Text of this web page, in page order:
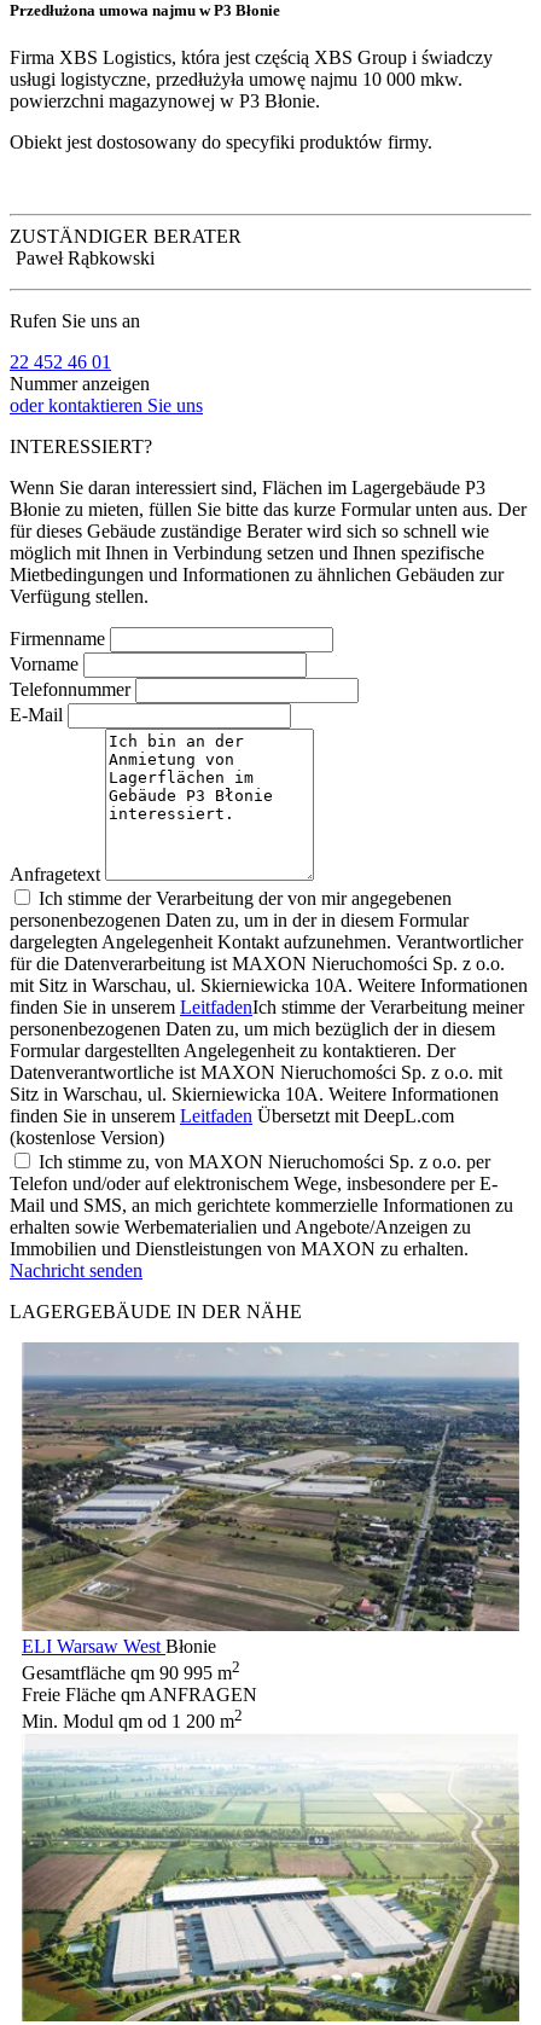
Przedłużona umowa najmu w P3 Błonie
Firma XBS Logistics, która jest częścią XBS Group i świadczy
usługi logistyczne, przedłużyła umowę najmu 10 000 mkw.
powierzchni magazynowej w P3 Błonie.
Obiekt jest dostosowany do specyfiki produktów firmy.
ZUSTÄNDIGER BERATER
Paweł Rąbkowski
Rufen Sie uns an
22 452 46 01
Nummer anzeigen
oder kontaktieren Sie uns
INTERESSIERT?
Wenn Sie daran interessiert sind, Flächen im Lagergebäude P3
Błonie zu mieten, füllen Sie bitte das kurze Formular unten aus. Der
für dieses Gebäude zuständige Berater wird sich so schnell wie
möglich mit Ihnen in Verbindung setzen und Ihnen spezifische
Mietbedingungen und Informationen zu ähnlichen Gebäuden zur
Verfügung stellen.
Firmenname
Vorname
Telefonnummer
E-Mail
Anfragetext
Ich stimme der Verarbeitung der von mir angegebenen
personenbezogenen Daten zu, um in der in diesem Formular
dargelegten Angelegenheit Kontakt aufzunehmen. Verantwortlicher
für die Datenverarbeitung ist MAXON Nieruchomości Sp. z o.o.
mit Sitz in Warschau, ul. Skierniewicka 10A. Weitere Informationen
finden Sie in unserem LeitfadenIch stimme der Verarbeitung meiner
personenbezogenen Daten zu, um mich bezüglich der in diesem
Formular dargestellten Angelegenheit zu kontaktieren. Der
Datenverantwortliche ist MAXON Nieruchomości Sp. z o.o. mit
Sitz in Warschau, ul. Skierniewicka 10A. Weitere Informationen
finden Sie in unserem Leitfaden Übersetzt mit DeepL.com
(kostenlose Version)
Ich stimme zu, von MAXON Nieruchomości Sp. z o.o. per
Telefon und/oder auf elektronischem Wege, insbesondere per E-
Mail und SMS, an mich gerichtete kommerzielle Informationen zu
erhalten sowie Werbematerialien und Angebote/Anzeigen zu
Immobilien und Dienstleistungen von MAXON zu erhalten.
Nachricht senden
LAGERGEBÄUDE IN DER NÄHE
ELI Warsaw West Błonie
Gesamtfläche qm 90 995 m2
Freie Fläche qm ANFRAGEN
Min. Modul qm od 1 200 m2